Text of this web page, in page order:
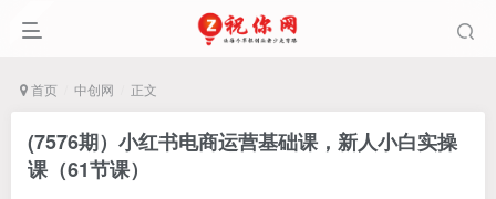
首页 中创网 正文
(7576期）小红书电商运营基础课，新人小白实操
课（61节课）